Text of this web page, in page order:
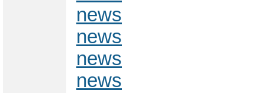
news
news
news
news